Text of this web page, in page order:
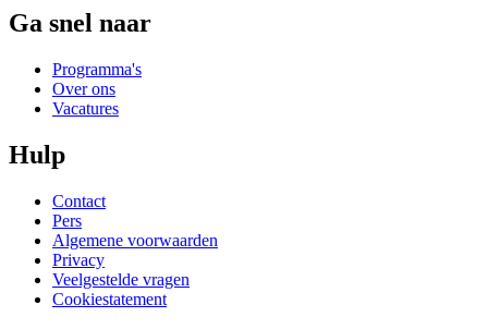
Ga snel naar
Programma's
Over ons
Vacatures
Hulp
Contact
Pers
Algemene voorwaarden
Privacy
Veelgestelde vragen
Cookiestatement